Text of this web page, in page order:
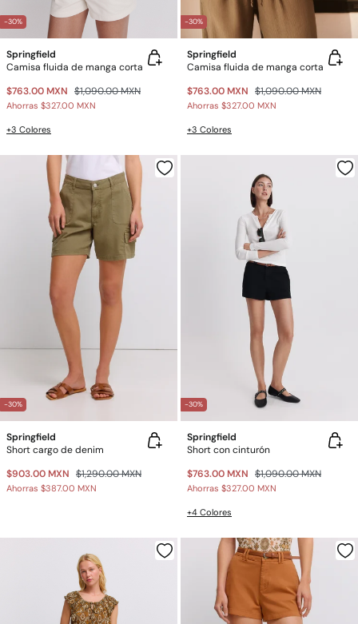
-30%
Springfield
Camisa fluida de manga corta
$763.00 MXN $1,090.00 MXN
Ahorras $327.00 MXN
+3 Colores
-30%
Springfield
Camisa fluida de manga corta
$763.00 MXN $1,090.00 MXN
Ahorras $327.00 MXN
+3 Colores
-30%
Springfield
Short cargo de denim
$903.00 MXN $1,290.00 MXN
Ahorras $387.00 MXN
-30%
Springfield
Short con cinturón
$763.00 MXN $1,090.00 MXN
Ahorras $327.00 MXN
+4 Colores